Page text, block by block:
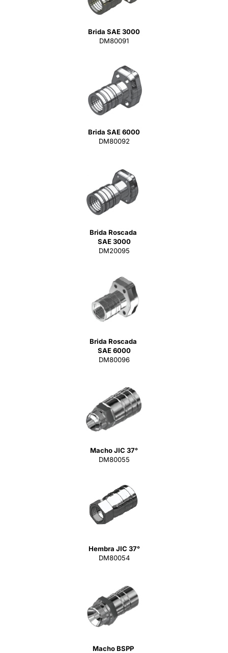
Brida SAE 3000
DM80091
Brida SAE 6000
DM80092
Brida Roscada
SAE 3000
DM20095
Brida Roscada
SAE 6000
DM80096
Macho JIC 37°
DM80055
Hembra JIC 37°
DM80054
Macho BSPP